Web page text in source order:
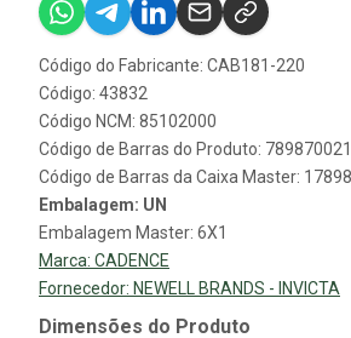
Código do Fabricante: CAB181-220
Código: 43832
Código NCM: 85102000
Código de Barras do Produto:
Código de Barras da Caixa Master:
Embalagem: UN
Embalagem Master: 6X1
Marca: CADENCE
Fornecedor: NEWELL BRANDS - INVICTA
Dimensões do Produto